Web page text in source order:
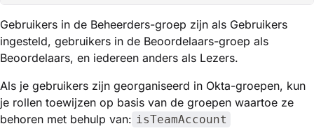
Gebruikers in de Beheerders-groep zijn als Gebruikers
ingesteld, gebruikers in de Beoordelaars-groep als
Beoordelaars, en iedereen anders als Lezers.
Als je gebruikers zijn georganiseerd in Okta-groepen, kun
je rollen toewijzen op basis van de groepen waartoe ze
behoren met behulp van: isTeamAccount